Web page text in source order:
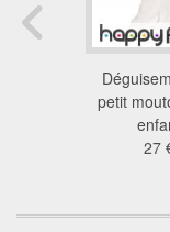
petit
27